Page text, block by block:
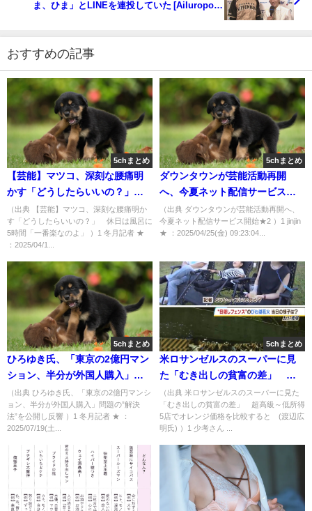
ま、ひま」とLINEを連投していた [Ailuropoda
おすすめの記事
5chまとめ
【芸能】マツコ、深刻な腰痛明
かす「どうしたらいいの？」
休日は風呂に5時間「一番楽なの
よ」 [冬月記者★]
（出典 【芸能】マツコ、深刻な腰痛明か
す「どうしたらいいの？」 休日は風呂に
5時間「一番楽なのよ」 ）1 冬月記者 ★
：2025/04/1...
5chまとめ
ダウンタウンが芸能活動再開
へ、今夏ネット配信サービス開
始★2 [jinjin★]
（出典 ダウンタウンが芸能活動再開へ、
今夏ネット配信サービス開始★2 ）1 jinjin
★ ：2025/04/25(金) 09:23:04...
5chまとめ
ひろゆき氏、「東京の2億円マン
ション、半分が外国人購入」問
題の”解決法”を公開し反響 [冬月
記者★]
（出典 ひろゆき氏、「東京の2億円マンシ
ョン、半分が外国人購入」問題の”解決
法”を公開し反響 ）1 冬月記者 ★ ：
2025/07/19(土...
5chまとめ
米ロサンゼルスのスーパーに見
た「むき出しの貧富の差」 超
高級～低所得5店でオレンジ価格
を比較すると (渡辺広明氏) [少
考さん★]
（出典 米ロサンゼルスのスーパーに見た
「むき出しの貧富の差」 超高級～低所得
5店でオレンジ価格を比較すると (渡辺広
明氏) ）1 少考さん ...